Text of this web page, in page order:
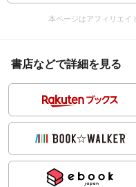
本ページはアフィリエイ
書店などで詳細を見る